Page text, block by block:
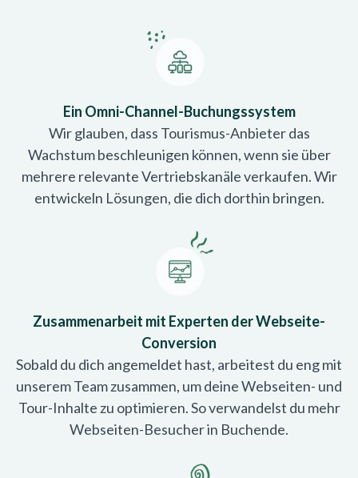
Ein Omni-Channel-Buchungssystem
Wir glauben, dass Tourismus-Anbieter das
Wachstum beschleunigen können, wenn sie über
mehrere relevante Vertriebskanäle verkaufen. Wir
entwickeln Lösungen, die dich dorthin bringen.
Zusammenarbeit mit Experten der Webseite-
Conversion
Sobald du dich angemeldet hast, arbeitest du eng mit
unserem Team zusammen, um deine Webseiten- und
Tour-Inhalte zu optimieren. So verwandelst du mehr
Webseiten-Besucher in Buchende.